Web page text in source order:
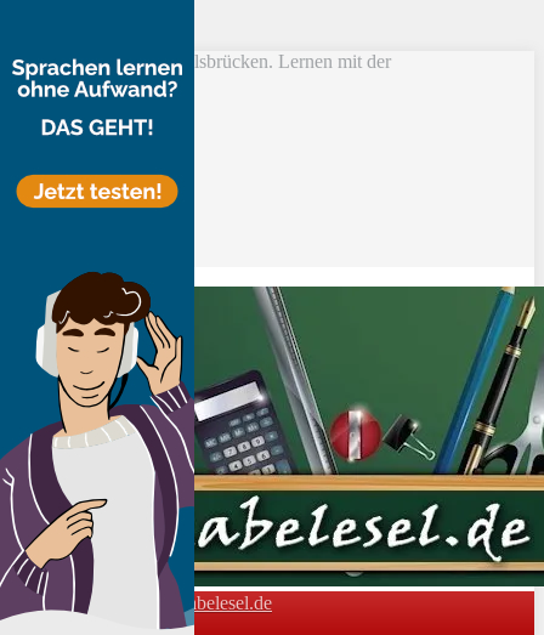
Vokabel Lernen mit Eselsbrücken. Lernen mit der
Schlüsselwortmethode
Bestseller
T-Shirts
Blog
Toggle navigation Vokabelesel.de